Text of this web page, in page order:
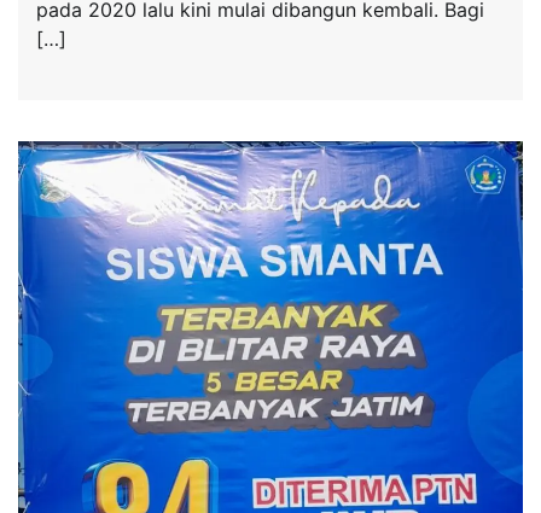
pada 2020 lalu kini mulai dibangun kembali. Bagi
[…]